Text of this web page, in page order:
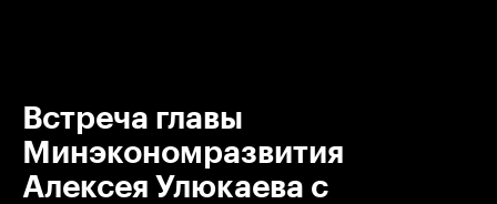
Встреча главы
Минэкономразвития
Алексея Улюкаева с